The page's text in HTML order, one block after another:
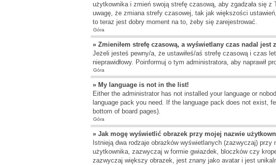
użytkownika i zmień swoją strefę czasową, aby zgadzała się z
uwagę, że zmiana strefy czasowej, tak jak większości
to teraz jest dobry moment na to, żeby się zarejestrować.
Góra
» Zmieniłem strefę czasową, a wyświetlany czas nadal jest
Jeżeli jesteś pewny/a, że ustawiłeś/aś strefę czasową i czas
nieprawidłowy. Poinformuj o tym administratora, aby naprawił
Góra
» My language is not in the list!
Either the administrator has not installed your language or
language pack you need. If the language pack does not exist,
bottom of board pages).
Góra
» Jak mogę wyświetlić obrazek przy mojej nazwie
Istnieją dwa rodzaje obrazków wyświetlanych (zazwyczaj)
użytkownika, zazwyczaj w formie gwiazdek, bloczków czy
zazwyczaj większy obrazek, jest znany jako avatar i jest